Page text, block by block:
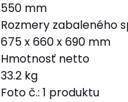
550 mm
Rozmery zabaleného
675 x 660 x 690 mm
Hmotnosť netto
33.2 kg
Foto č.: 1 produktu